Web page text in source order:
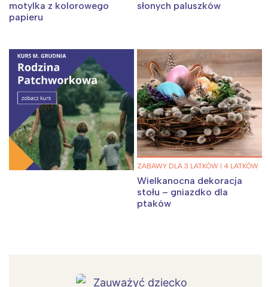
motylka z kolorowego
papieru
słonych paluszków
ZABAWY DLA 3 LATKÓW I 4 LATKÓW
Wielkanocna dekoracja
stołu – gniazdko dla
ptaków